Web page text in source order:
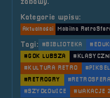
zabawy.
Kategorie wpisu:
Aktualności Mobilna
Tagi: #BIBLIOTEKA
#GOK LUBSZA
#KULTURA RETRO
#RETROGRY
#SZYDŁOWICE
#WAKACJE